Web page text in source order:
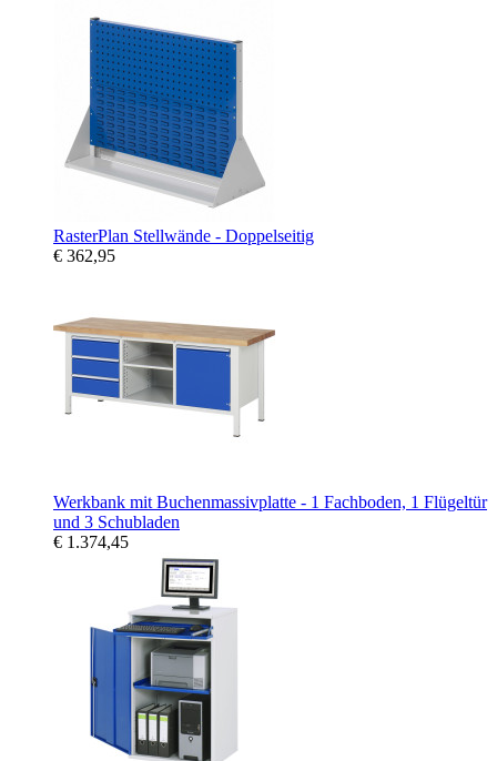
RasterPlan Stellwände - Doppelseitig
€ 362,95
Werkbank mit Buchenmassivplatte - 1 Fachboden, 1 Flügeltür
und 3 Schubladen
€ 1.374,45